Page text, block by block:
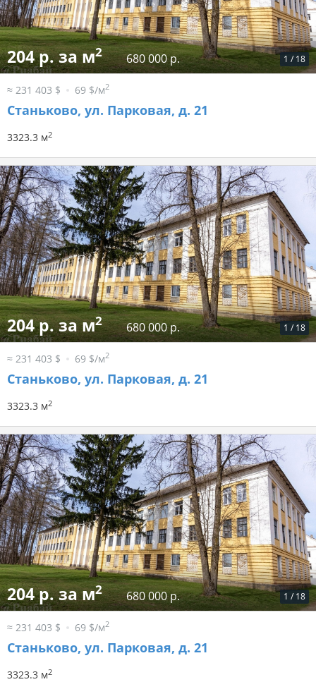
1 / 18
204 р. за м2 680 000 р.
≈ 231 403 $ 69 $/м2
Станьково, ул. Парковая, д. 21
3323.3 м2
1 / 18
204 р. за м2 680 000 р.
≈ 231 403 $ 69 $/м2
Станьково, ул. Парковая, д. 21
3323.3 м2
1 / 18
204 р. за м2 680 000 р.
≈ 231 403 $ 69 $/м2
Станьково, ул. Парковая, д. 21
3323.3 м2